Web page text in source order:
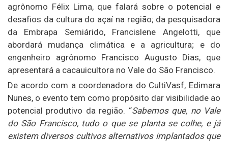
agrônomo Félix Lima, que falará sobre o potencial e
desafios da cultura do açaí na região; da pesquisadora
da Embrapa Semiárido, Francislene Angelotti, que
abordará mudança climática e a agricultura; e do
engenheiro agrônomo Francisco Augusto Dias, que
apresentará a cacauicultora no Vale do São Francisco.
De acordo com a coordenadora do CultiVasf, Edimara
Nunes, o evento tem como propósito dar visibilidade ao
potencial produtivo da região. “Sabemos que, no Vale
do São Francisco, tudo o que se planta se colhe, e já
existem diversos cultivos alternativos implantados que